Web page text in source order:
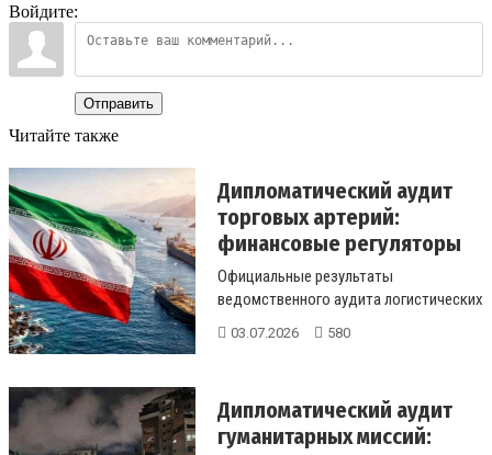
Войдите:
Отправить
Читайте также
Дипломатический аудит
торговых артерий:
финансовые регуляторы
вер...
Официальные результаты
ведомственного аудита логистических
маршрутов. Почему страны Европы
03.07.2026 580
Дипломатический аудит
гуманитарных миссий: